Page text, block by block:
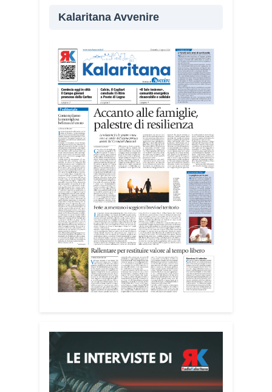
e volontariato, affrontando temi come
dialogo nel Mediterraneo», spiega
Michela Campus, dell’équipe
organizzativa.
I giovani sono impegnati in diverse
realtà del territorio, dall’assistenza agli
anziani e alle persone con disabilità
nelle attività dell’OAMI al supporto nei
centri di accoglienza per migranti, dove
contribuiscono anche alla cura degli
spazi comuni. «Prendersi cura degli
ambienti significa favorire accoglienza e
dignità», racconta Alessandro Adimari.
Tra i partecipanti anche i seminaristi,
impegnati accanto agli anziani della
casa di riposo Cristo Re.
«Un’esperienza di crescita umana e
Il programma dedica spazio anche ai
temi della pace e della cooperazione
nel Mediterraneo. Oggi pomeriggio, alla
Mediateca del Mediterraneo (MEM),
Kalaritana Avvenire